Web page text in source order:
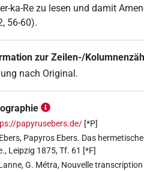
ka-Re zu lesen und damit
56-60).
zur Zeilen-/
nach Original.
papyrusebers.de/ [*P]
Papyros Ebers. Das
Leipzig 1875, Tf. 61 [*F]
G. Métra, Nouvelle